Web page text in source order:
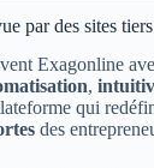
par des sites tiers
Exagonline
,
qui
des